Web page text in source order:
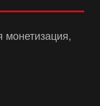
монетизация,